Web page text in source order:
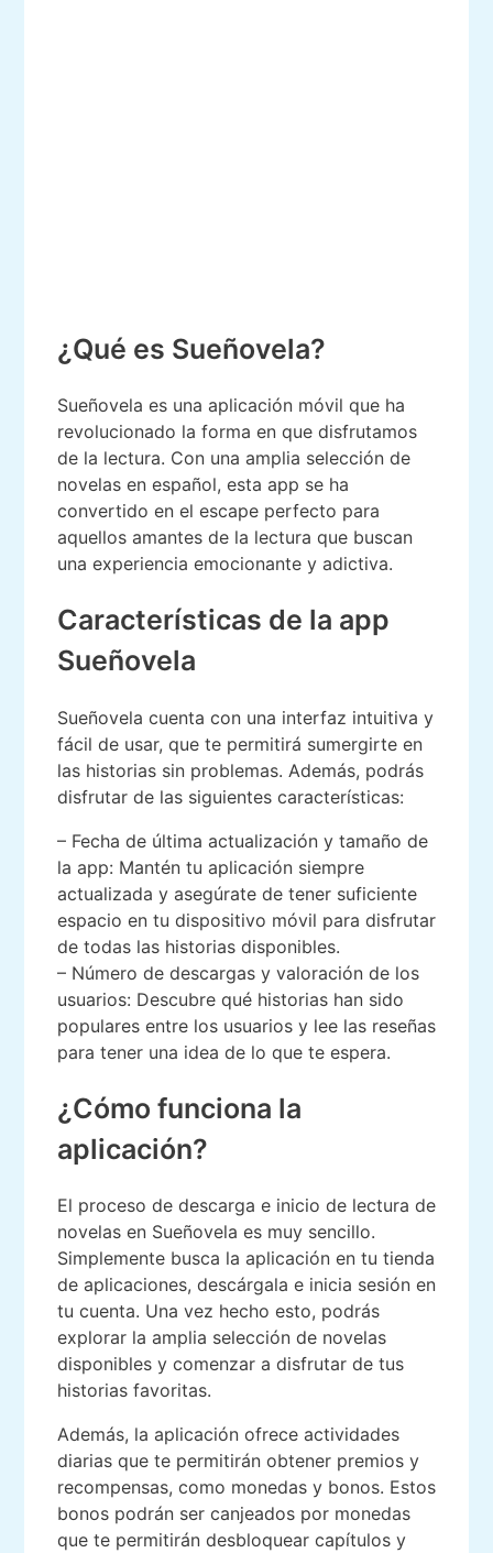
¿Qué es Sueñovela?
Sueñovela es una aplicación móvil que ha
revolucionado la forma en que disfrutamos
de la lectura. Con una amplia selección de
novelas en español, esta app se ha
convertido en el escape perfecto para
aquellos amantes de la lectura que buscan
una experiencia emocionante y adictiva.
Características de la app
Sueñovela
Sueñovela cuenta con una interfaz intuitiva y
fácil de usar, que te permitirá sumergirte en
las historias sin problemas. Además, podrás
disfrutar de las siguientes características:
– Fecha de última actualización y tamaño de
la app: Mantén tu aplicación siempre
actualizada y asegúrate de tener suficiente
espacio en tu dispositivo móvil para disfrutar
de todas las historias disponibles.
– Número de descargas y valoración de los
usuarios: Descubre qué historias han sido
populares entre los usuarios y lee las reseñas
para tener una idea de lo que te espera.
¿Cómo funciona la
aplicación?
El proceso de descarga e inicio de lectura de
novelas en Sueñovela es muy sencillo.
Simplemente busca la aplicación en tu tienda
de aplicaciones, descárgala e inicia sesión en
tu cuenta. Una vez hecho esto, podrás
explorar la amplia selección de novelas
disponibles y comenzar a disfrutar de tus
historias favoritas.
Además, la aplicación ofrece actividades
diarias que te permitirán obtener premios y
recompensas, como monedas y bonos. Estos
bonos podrán ser canjeados por monedas
que te permitirán desbloquear capítulos y